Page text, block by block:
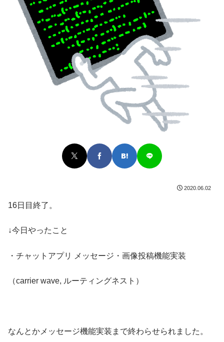
2020.06.02
16日目終了。
↓今日やったこと
・チャットアプリ メッセージ・画像投稿機能実装
（carrier wave, ルーティングネスト）
なんとかメッセージ機能実装まで終わらせられました。